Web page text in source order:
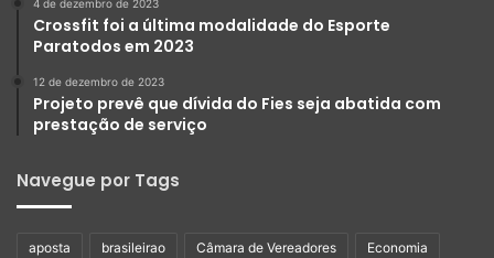
4 de dezembro de 2023
Crossfit foi a última modalidade do Esporte
Paratodos em 2023
12 de dezembro de 2023
Projeto prevê que dívida do Fies seja abatida com
prestação de serviço
Navegue por Tags
aposta brasileirao Câmara de Vereadores Economia